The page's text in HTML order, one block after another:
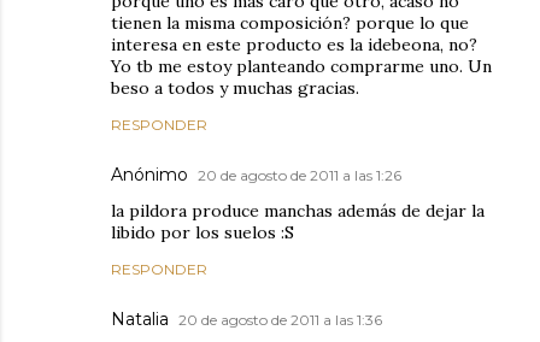
tienen la misma composición? porque lo que
interesa en este producto es la idebeona, no?
Yo tb me estoy planteando comprarme uno. Un
beso a todos y muchas gracias.
RESPONDER
Anónimo 20 de agosto de 2011 a las 1:26
la pildora produce manchas además de dejar la
libido por los suelos :S
RESPONDER
Natalia 20 de agosto de 2011 a las 1:36